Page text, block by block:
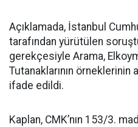
Açıklamada, İstanbul
tarafından yürütülen
gerekçesiyle Arama,
Tutanaklarının
ifade edildi.
Kaplan, CMK’nın 153/3.